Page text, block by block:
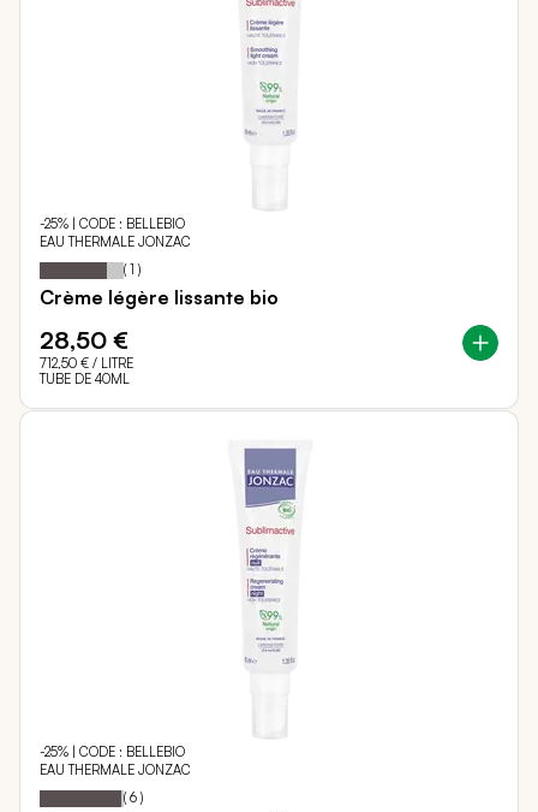
-25% | CODE : BELLEBIO
EAU THERMALE JONZAC
Notation: 80
% of
( 1 )
Crème légère lissante bio
28,50 €
712,50 € / LITRE
TUBE DE 40ML
-25% | CODE : BELLEBIO
EAU THERMALE JONZAC
Notation: 97
% of
( 6 )